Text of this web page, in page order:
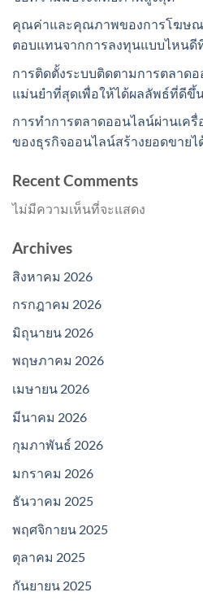
คุณค่าและคุณภาพของการโฆษณ
ตอบแทนจากการลงทุนแบบไหนดี
การติดตั้งระบบติดตามการตลาด
แม่นยำที่สุดเพื่อให้ได้ผลลัพธ์ที่ดีขึ้
การทำการตลาดออนไลน์ผ่านเค
ของธุรกิจออนไลน์สร้างยอดขาย
Recent Comments
ไม่มีความเห็นที่จะแสดง
Archives
สิงหาคม 2026
กรกฎาคม 2026
มิถุนายน 2026
พฤษภาคม 2026
เมษายน 2026
มีนาคม 2026
กุมภาพันธ์ 2026
มกราคม 2026
ธันวาคม 2025
พฤศจิกายน 2025
ตุลาคม 2025
กันยายน 2025